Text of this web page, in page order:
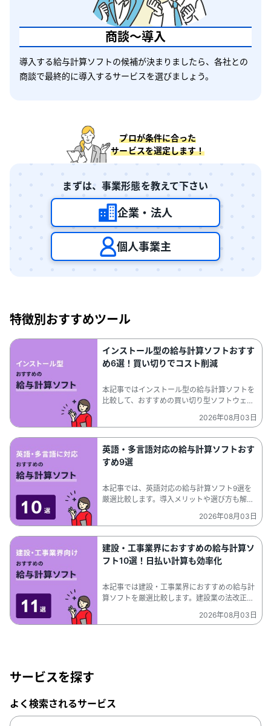
商談〜導入
導入する給与計算ソフトの候補が決まりましたら、各社との
商談で最終的に導入するサービスを選びましょう。
プロが条件に合った
サービスを選定します！
まずは、事業形態を教えて下さい
企業・法人
個人事業主
特徴別おすすめツール
インストール型の給与計算ソフトおすす
め6選！買い切りでコスト削減
本記事ではインストール型の給与計算ソフトを
比較して、おすすめの買い切り型ソフトウェア
較した特徴やメリットも解説しますので、ぜひ
フトは、「買い切り」のためランニングコスト
が発生しない点がメリット。加えて、インター
ネットに接続しない環境でも利用でき、セキュ
2026年08月03日
英語・多言語対応の給与計算ソフトおす
すめ9選
本記事では、英語対応の給与計算ソフト9選を
厳選比較します。導入メリットや選び方も解説
企業やグローバル企業の人事・労務担当者はぜ
バル化が進み、外国労働者が増加しています。
「Web給与明細を英語でも表示できるようにし
たい」「海外拠点の労務担当者に、現地の外国
給与計算ソフト（給与計算システム）の導入が
おすすめです。 。▼【比較表】英語・多言語
2026年08月03日
建設・工事業界におすすめの給与計算ソ
フト10選！日払い計算も効率化
本記事では建設・工事業界におすすめの給与計
算ソフトを厳選比較します。建設業の法改正に
怠管理システムとの連携で勤怠データを一括で
2026年08月03日
サービスを探す
よく検索されるサービス